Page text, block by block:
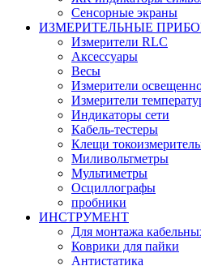
Сенсорные экраны
ИЗМЕРИТЕЛЬНЫЕ
Измерители RLC
Аксессуары
Весы
Измерители
Измерители
Индикаторы сети
Кабель-тестеры
Клещи
Миливольтметры
Мультиметры
Осциллографы
пробники
ИНСТРУМЕНТ
Для монтажа
Коврики для пайки
Антистатика